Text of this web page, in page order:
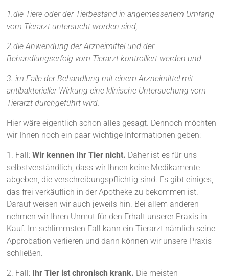
1.die Tiere oder der Tierbestand in angemessenem Umfang
vom Tierarzt untersucht worden sind,
2.die Anwendung der Arzneimittel und der
Behandlungserfolg vom Tierarzt kontrolliert werden und
3. im Falle der Behandlung mit einem Arzneimittel mit
antibakterieller Wirkung eine klinische Untersuchung vom
Tierarzt durchgeführt wird.
Hier wäre eigentlich schon alles gesagt. Dennoch möchten
wir Ihnen noch ein paar wichtige Informationen geben:
1. Fall:Wir kennen Ihr Tier nicht. Daher ist es für uns
selbstverständlich, dass wir Ihnen keine Medikamente
abgeben, die verschreibungspflichtig sind. Es gibt einiges,
das frei verkäuflich in der Apotheke zu bekommen ist.
Darauf weisen wir auch jeweils hin. Bei allem anderen
nehmen wir Ihren Unmut für den Erhalt unserer Praxis in
Kauf. Im schlimmsten Fall kann ein Tierarzt nämlich seine
Approbation verlieren und dann können wir unsere Praxis
schließen.
2. Fall: Ihr Tier ist chronisch krank. Die meisten